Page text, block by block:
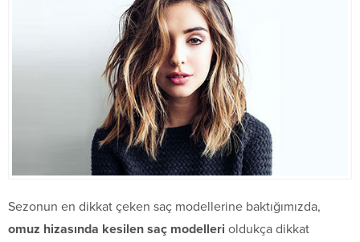
Sezonun en dikkat çeken saç modellerine baktığımızda,
omuz hizasında kesilen saç modelleri oldukça dikkat